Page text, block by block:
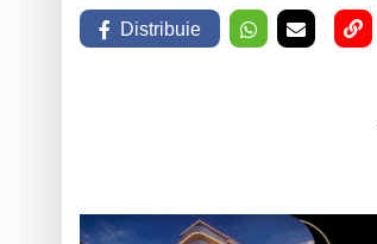
Distribuie